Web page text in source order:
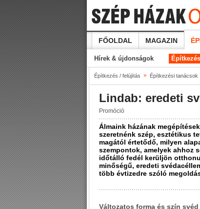
FŐOLDAL MAGAZIN
Hírek & újdonságok
Építkezés / felújítás » Építkezési tanácsok
Lindab: eredeti
Promóció
Álmaink házának
szeretnénk szép, esztétikus
magától értetődő, milyen
szempontok, amelyek ahhoz
időtálló fedél kerüljön
minőségű, eredeti
több évtizedre szóló
Változatos forma és szín